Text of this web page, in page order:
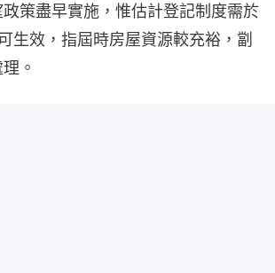
策盡早實施，惟估計登記制度需於
生效，指屆時房屋資源較充裕，劏
。